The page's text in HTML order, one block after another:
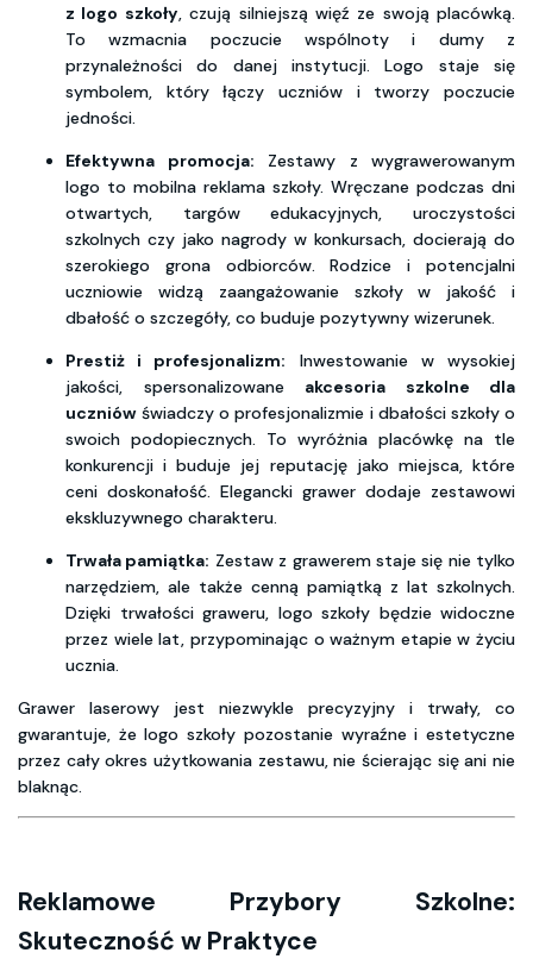
z logo szkoły , czują silniejszą więź ze swoją placówką.
To wzmacnia poczucie wspólnoty i dumy z
przynależności do danej instytucji. Logo staje się
symbolem, który łączy uczniów i tworzy poczucie
jedności.
Efektywna promocja: Zestawy z wygrawerowanym
logo to mobilna reklama szkoły. Wręczane podczas dni
otwartych, targów edukacyjnych, uroczystości
szkolnych czy jako nagrody w konkursach, docierają do
szerokiego grona odbiorców. Rodzice i potencjalni
uczniowie widzą zaangażowanie szkoły w jakość i
dbałość o szczegóły, co buduje pozytywny wizerunek.
Prestiż i profesjonalizm: Inwestowanie w wysokiej
jakości, spersonalizowane akcesoria szkolne dla
uczniów świadczy o profesjonalizmie i dbałości szkoły o
swoich podopiecznych. To wyróżnia placówkę na tle
konkurencji i buduje jej reputację jako miejsca, które
ceni doskonałość. Elegancki grawer dodaje zestawowi
ekskluzywnego charakteru.
Trwała pamiątka: Zestaw z grawerem staje się nie tylko
narzędziem, ale także cenną pamiątką z lat szkolnych.
Dzięki trwałości graweru, logo szkoły będzie widoczne
przez wiele lat, przypominając o ważnym etapie w życiu
ucznia.
Grawer laserowy jest niezwykle precyzyjny i trwały, co
gwarantuje, że logo szkoły pozostanie wyraźne i estetyczne
przez cały okres użytkowania zestawu, nie ścierając się ani nie
blaknąc.
Reklamowe Przybory Szkolne:
Skuteczność w Praktyce